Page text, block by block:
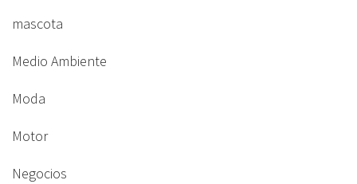
mascota
Medio Ambiente
Moda
Motor
Negocios